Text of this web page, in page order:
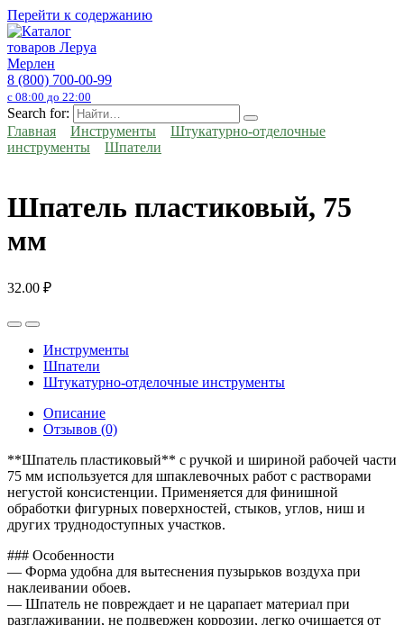
Перейти к содержанию
8 (800) 700-00-99
с 08:00 до 22:00
Search for:
Главная
Инструменты
Штукатурно-отделочные
инструменты
Шпатели
Шпатель пластиковый, 75
мм
32.00 ₽
Инструменты
Шпатели
Штукатурно-отделочные инструменты
Описание
Отзывов (0)
**Шпатель пластиковый** с ручкой и шириной рабочей части
75 мм используется для шпаклевочных работ с растворами
негустой консистенции. Применяется для финишной
обработки фигурных поверхностей, стыков, углов, ниш и
других труднодоступных участков.
### Особенности
— Форма удобна для вытеснения пузырьков воздуха при
наклеивании обоев.
— Шпатель не повреждает и не царапает материал при
разглаживании, не подвержен коррозии, легко очищается от